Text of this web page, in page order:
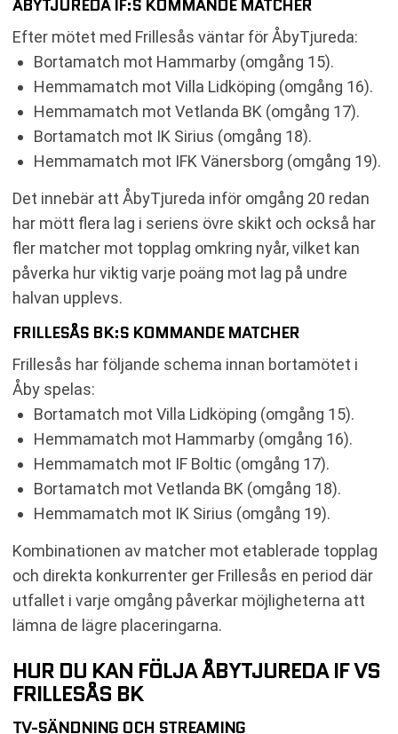
ÅBYTJUREDA IF:S KOMMANDE MATCHER
Efter mötet med Frillesås väntar för ÅbyTjureda:
Bortamatch mot Hammarby (omgång 15).
Hemmamatch mot Villa Lidköping (omgång 16).
Hemmamatch mot Vetlanda BK (omgång 17).
Bortamatch mot IK Sirius (omgång 18).
Hemmamatch mot IFK Vänersborg (omgång 19).
Det innebär att ÅbyTjureda inför omgång 20 redan
har mött flera lag i seriens övre skikt och också har
fler matcher mot topplag omkring nyår, vilket kan
påverka hur viktig varje poäng mot lag på undre
halvan upplevs.
FRILLESÅS BK:S KOMMANDE MATCHER
Frillesås har följande schema innan bortamötet i
Åby spelas:
Bortamatch mot Villa Lidköping (omgång 15).
Hemmamatch mot Hammarby (omgång 16).
Hemmamatch mot IF Boltic (omgång 17).
Bortamatch mot Vetlanda BK (omgång 18).
Hemmamatch mot IK Sirius (omgång 19).
Kombinationen av matcher mot etablerade topplag
och direkta konkurrenter ger Frillesås en period där
utfallet i varje omgång påverkar möjligheterna att
lämna de lägre placeringarna.
HUR DU KAN FÖLJA ÅBYTJUREDA IF VS
FRILLESÅS BK
TV-SÄNDNING OCH STREAMING